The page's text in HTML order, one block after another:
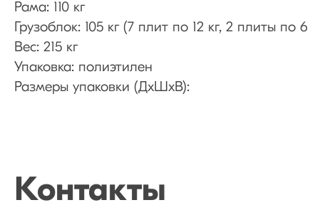
Рама: 110 кг
Грузоблок: 105 кг (7 плит по 12 кг, 2 плиты по
Вес: 215 кг
Упаковка: полиэтилен
Размеры упаковки (ДхШхВ):
Контакты